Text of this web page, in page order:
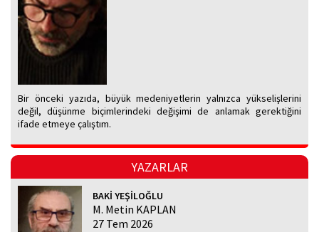
Bir önceki yazıda, büyük medeniyetlerin yalnızca yükselişlerini
değil, düşünme biçimlerindeki değişimi de anlamak gerektiğini
ifade etmeye çalıştım.
YAZARLAR
BAKİ YEŞİLOĞLU
M. Metin KAPLAN
27 Tem 2026